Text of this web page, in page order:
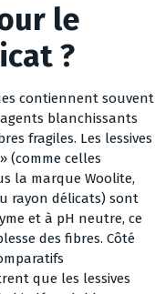
le
?
contiennent souvent
blanchissants
fragiles. Les lessives
(comme celles
la marque Woolite,
rayon délicats) sont
et à pH neutre, ce
des fibres. Côté
que les lessives